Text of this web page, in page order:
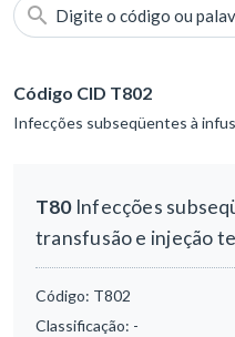
Digite o código ou
Código CID T802
Infecções subseqüentes à
T80Infecções
transfusão e injeção
Código: T802
Classificação: -